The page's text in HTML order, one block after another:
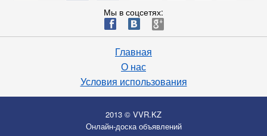
Мы в соцсетях:
ä æ è
Главная
О нас
Условия использования
2013 © VVR.KZ
Онлайн-доска объявлений